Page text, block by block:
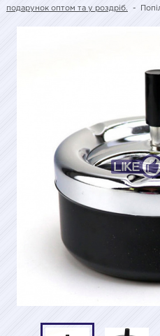
подарунок оптом та у роздріб. -